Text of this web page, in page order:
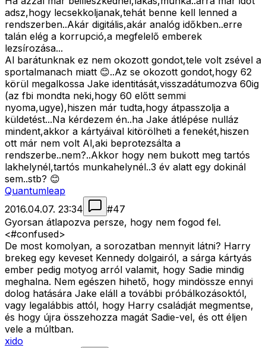
adsz,hogy lecsekkoljanak,tehát benne kell lenned a
rendszerben..Akár digitális,akár analóg időkben..erre
talán elég a korrupció,a megfelelő emberek
lezsírozása...
Al barátunknak ez nem okozott gondot,tele volt zsével a
sportalmanach miatt 😊..Az se okozott gondot,hogy 62
körül megalkossa Jake identitását,visszadátumozva 60ig
(az fbi mondta neki,hogy 60 előtt semmi
nyoma,ugye),hiszen már tudta,hogy átpasszolja a
küldetést...Na kérdezem én..ha Jake átlépése nulláz
mindent,akkor a kártyáival kitörölheti a fenekét,hiszen
ott már nem volt Al,aki beprotezsálta a
rendszerbe..nem?..Akkor hogy nem bukott meg tartós
lakhelynél,tartós munkahelynél..3 év alatt egy dokinál
sem..stb? 😊
Quantumleap
2016.04.07. 23:34
#47
Gyorsan átlapozva persze, hogy nem fogod fel.
<#confused>
De most komolyan, a sorozatban mennyit látni? Harry
brekeg egy keveset Kennedy dolgairól, a sárga kártyás
ember pedig motyog arról valamit, hogy Sadie mindig
meghalna. Nem egészen hihető, hogy mindössze ennyi
dolog hatására Jake eláll a további próbálkozásoktól,
vagy legalábbis attól, hogy Harry családját megmentse,
és hogy újra összehozza magát Sadie-vel, és ott éljen
vele a múltban.
xido